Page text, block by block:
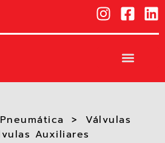
Válvulas
Auxiliares​